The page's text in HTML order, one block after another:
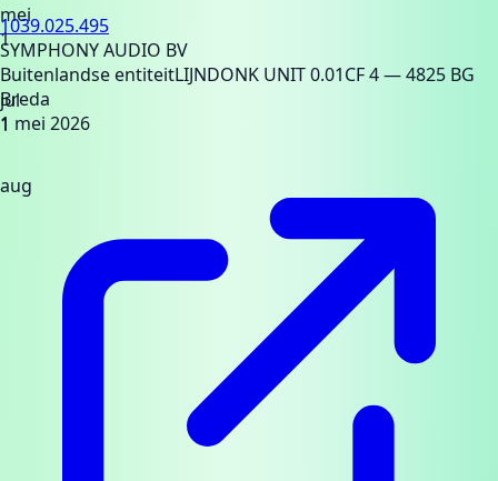
mei
1
jul
1
aug
1039.025.495
SYMPHONY AUDIO BV
Buitenlandse entiteitLIJNDONK UNIT 0.01CF 4— 4825 BG
Breda
1 mei 2026